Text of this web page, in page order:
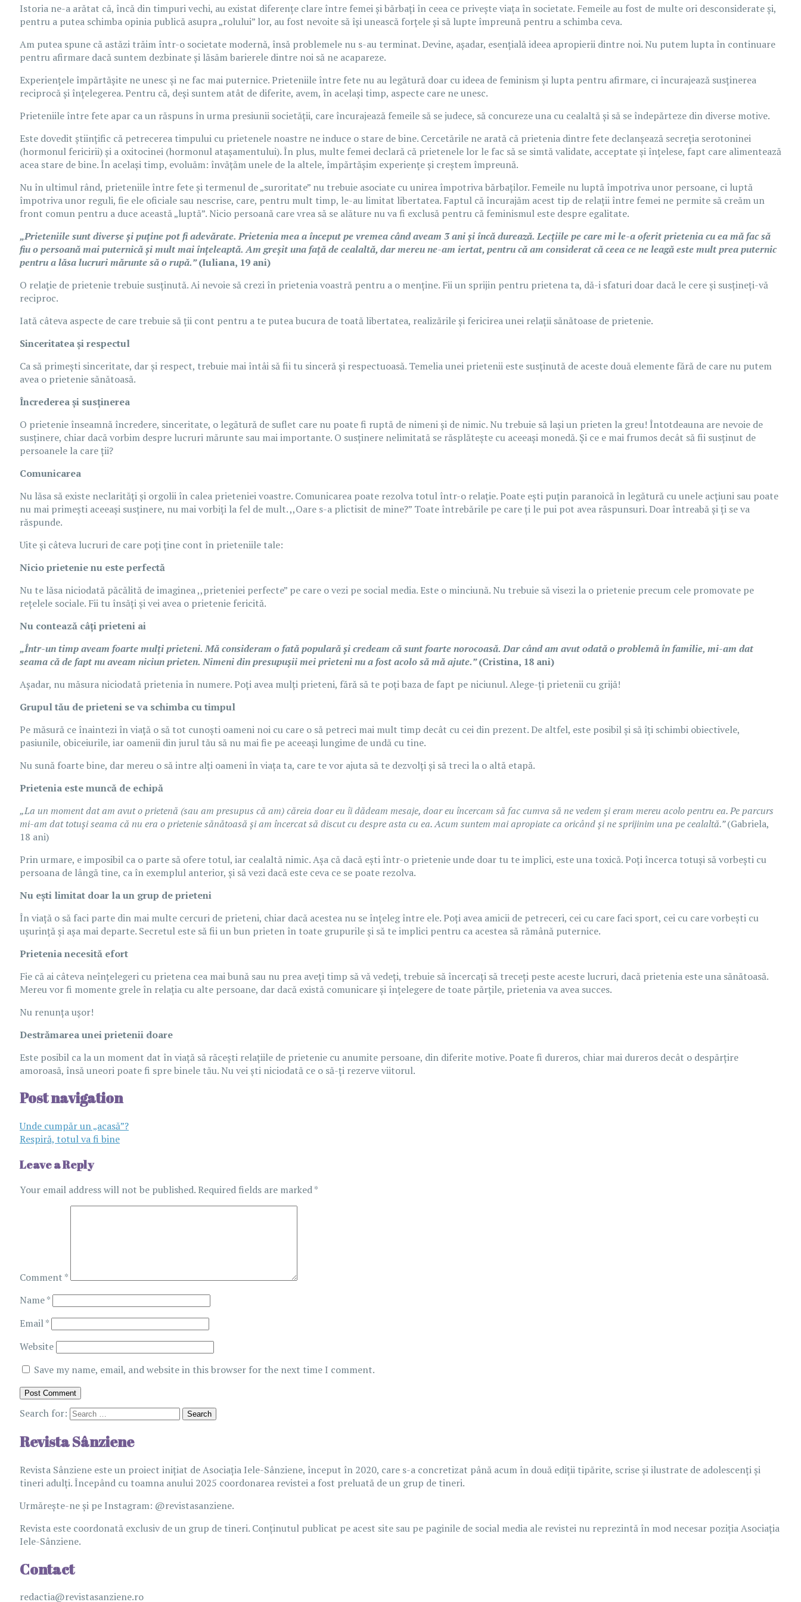
Istoria ne-a arătat că, încă din timpuri vechi, au existat diferențe clare între femei și bărbați în ceea ce privește viața în societate. Femeile au fost de multe ori desconsiderate și,
pentru a putea schimba opinia publică asupra „rolului” lor, au fost nevoite să își unească forțele și să lupte împreună pentru a schimba ceva.
Am putea spune că astăzi trăim într-o societate modernă, însă problemele nu s-au terminat. Devine, așadar, esențială ideea apropierii dintre noi. Nu putem lupta în continuare
pentru afirmare dacă suntem dezbinate și lăsăm barierele dintre noi să ne acapareze.
Experiențele împărtășite ne unesc și ne fac mai puternice. Prieteniile între fete nu au legătură doar cu ideea de feminism și lupta pentru afirmare, ci încurajează susținerea
reciprocă și înțelegerea. Pentru că, deși suntem atât de diferite, avem, în același timp, aspecte care ne unesc.
Prieteniile între fete apar ca un răspuns în urma presiunii societății, care încurajează femeile să se judece, să concureze una cu cealaltă și să se îndepărteze din diverse motive.
Este dovedit științific că petrecerea timpului cu prietenele noastre ne induce o stare de bine. Cercetările ne arată că prietenia dintre fete declanșează secreția serotoninei
(hormonul fericirii) și a oxitocinei (hormonul atașamentului). În plus, multe femei declară că prietenele lor le fac să se simtă validate, acceptate și înțelese, fapt care alimentează
acea stare de bine. În același timp, evoluăm: învățăm unele de la altele, împărtășim experiențe și creștem împreună.
Nu în ultimul rând, prieteniile între fete și termenul de „suroritate” nu trebuie asociate cu unirea împotriva bărbaților. Femeile nu luptă împotriva unor persoane, ci luptă
împotriva unor reguli, fie ele oficiale sau nescrise, care, pentru mult timp, le-au limitat libertatea. Faptul că încurajăm acest tip de relații între femei ne permite să creăm un
front comun pentru a duce această „luptă”. Nicio persoană care vrea să se alăture nu va fi exclusă pentru că feminismul este despre egalitate.
„Prieteniile sunt diverse și puține pot fi adevărate. Prietenia mea a început pe vremea când aveam 3 ani și încă durează. Lecțiile pe care mi le-a oferit prietenia cu ea mă fac să
fiu o persoană mai puternică și mult mai înțeleaptă. Am greșit una față de cealaltă, dar mereu ne-am iertat, pentru că am considerat că ceea ce ne leagă este mult prea puternic
pentru a lăsa lucruri mărunte să o rupă.”(Iuliana, 19 ani)
O relație de prietenie trebuie susținută. Ai nevoie să crezi în prietenia voastră pentru a o menține. Fii un sprijin pentru prietena ta, dă-i sfaturi doar dacă le cere și susțineți-vă
reciproc.
Iată câteva aspecte de care trebuie să ții cont pentru a te putea bucura de toată libertatea, realizările și fericirea unei relații sănătoase de prietenie.
Sinceritatea și respectul
Ca să primești sinceritate, dar și respect, trebuie mai întâi să fii tu sinceră și respectuoasă. Temelia unei prietenii este susținută de aceste două elemente fără de care nu putem
avea o prietenie sănătoasă.
Încrederea și susținerea
O prietenie înseamnă încredere, sinceritate, o legătură de suflet care nu poate fi ruptă de nimeni și de nimic. Nu trebuie să lași un prieten la greu! Întotdeauna are nevoie de
susținere, chiar dacă vorbim despre lucruri mărunte sau mai importante. O susținere nelimitată se răsplătește cu aceeași monedă. Și ce e mai frumos decât să fii susținut de
persoanele la care ții?
Comunicarea
Nu lăsa să existe neclarități și orgolii în calea prieteniei voastre. Comunicarea poate rezolva totul într-o relație. Poate ești puțin paranoică în legătură cu unele acțiuni sau poate
nu mai primești aceeași susținere, nu mai vorbiți la fel de mult. ,,Oare s-a plictisit de mine?” Toate întrebările pe care ți le pui pot avea răspunsuri. Doar întreabă și ți se va
răspunde.
Uite și câteva lucruri de care poți ține cont în prieteniile tale:
Nicio prietenie nu este perfectă
Nu te lăsa niciodată păcălită de imaginea ,,prieteniei perfecte” pe care o vezi pe social media. Este o minciună. Nu trebuie să visezi la o prietenie precum cele promovate pe
rețelele sociale. Fii tu însăți și vei avea o prietenie fericită.
Nu contează câți prieteni ai
„Într-un timp aveam foarte mulți prieteni. Mă consideram o fată populară și credeam că sunt foarte norocoasă. Dar când am avut odată o problemă în familie, mi-am dat
seama că de fapt nu aveam niciun prieten. Nimeni din presupușii mei prieteni nu a fost acolo să mă ajute.”(Cristina, 18 ani)
Așadar, nu măsura niciodată prietenia în numere. Poți avea mulți prieteni, fără să te poți baza de fapt pe niciunul. Alege-ți prietenii cu grijă!
Grupul tău de prieteni se va schimba cu timpul
Pe măsură ce înaintezi în viață o să tot cunoști oameni noi cu care o să petreci mai mult timp decât cu cei din prezent. De altfel, este posibil și să îți schimbi obiectivele,
pasiunile, obiceiurile, iar oamenii din jurul tău să nu mai fie pe aceeași lungime de undă cu tine.
Nu sună foarte bine, dar mereu o să intre alți oameni în viața ta, care te vor ajuta să te dezvolți și să treci la o altă etapă.
Prietenia este muncă de echipă
„La un moment dat am avut o prietenă (sau am presupus că am) căreia doar eu îi dădeam mesaje, doar eu încercam să fac cumva să ne vedem și eram mereu acolo pentru ea. Pe parcurs
mi-am dat totuși seama că nu era o prietenie sănătoasă și am încercat să discut cu despre asta cu ea. Acum suntem mai apropiate ca oricând și ne sprijinim una pe cealaltă.”(Gabriela,
18 ani)
Prin urmare, e imposibil ca o parte să ofere totul, iar cealaltă nimic. Așa că dacă ești într-o prietenie unde doar tu te implici, este una toxică. Poți încerca totuși să vorbești cu
persoana de lângă tine, ca în exemplul anterior, și să vezi dacă este ceva ce se poate rezolva.
Nu ești limitat doar la un grup de prieteni
În viață o să faci parte din mai multe cercuri de prieteni, chiar dacă acestea nu se înțeleg între ele. Poți avea amicii de petreceri, cei cu care faci sport, cei cu care vorbești cu
ușurință și așa mai departe. Secretul este să fii un bun prieten în toate grupurile și să te implici pentru ca acestea să rămână puternice.
Prietenia necesită efort
Fie că ai câteva neînțelegeri cu prietena cea mai bună sau nu prea aveți timp să vă vedeți, trebuie să încercați să treceți peste aceste lucruri, dacă prietenia este una sănătoasă.
Mereu vor fi momente grele în relația cu alte persoane, dar dacă există comunicare și înțelegere de toate părțile, prietenia va avea succes.
Nu renunța ușor!
Destrămarea unei prietenii doare
Este posibil ca la un moment dat în viață să răcești relațiile de prietenie cu anumite persoane, din diferite motive. Poate fi dureros, chiar mai dureros decât o despărțire
amoroasă, însă uneori poate fi spre binele tău. Nu vei ști niciodată ce o să-ți rezerve viitorul.
Post navigation
Unde cumpăr un „acasă”?
Respiră, totul va fi bine
Leave a Reply
Your email address will not be published.Required fields are marked*
Comment *
Name*
Email*
Website
Save my name, email, and website in this browser for the next time I comment.
Search for:
Revista Sânziene
Revista Sânziene este un proiect inițiat de Asociația Iele-Sânziene, început în 2020, care s-a concretizat până acum în două ediții tipărite, scrise și ilustrate de adolescenți și
tineri adulți. Începând cu toamna anului 2025 coordonarea revistei a fost preluată de un grup de tineri.
Urmărește-ne și pe Instagram: @revistasanziene.
Revista este coordonată exclusiv de un grup de tineri. Conținutul publicat pe acest site sau pe paginile de social media ale revistei nu reprezintă în mod necesar poziția Asociația
Iele-Sânziene.
Contact
redactia@revistasanziene.ro